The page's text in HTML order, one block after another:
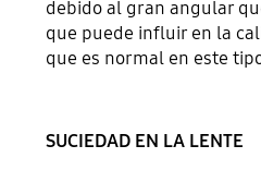
debido al gran angular
que puede influir en la
que es normal en este
SUCIEDAD EN LA LENTE